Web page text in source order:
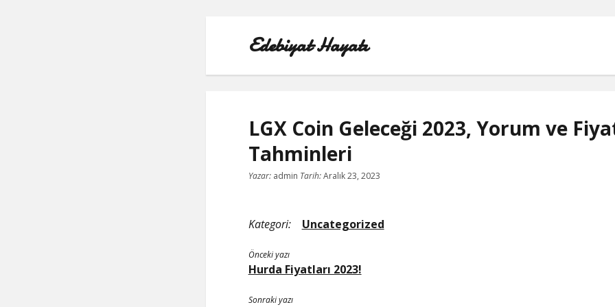
Edebiyat Hayatı
LGX Coin Geleceği 2023, Yorum ve
Tahminleri
Yazar:admin Tarih:Aralık 23, 2023
Kategori: Uncategorized
Önceki yazı
Hurda Fiyatları 2023!
Sonraki yazı